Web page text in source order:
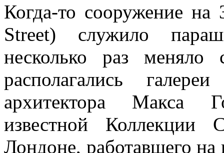
Когда-то сооружение
Street) служило
несколько раз меняло
располагались
архитектора Макса
известной Коллекции
Лондоне, работавшего